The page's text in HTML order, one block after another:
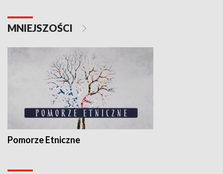
MNIEJSZOŚCI
Pomorze Etniczne